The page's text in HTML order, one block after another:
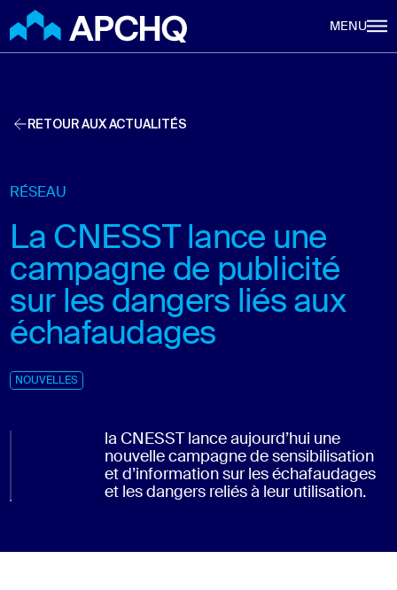
MENU
RETOUR AUX ACTUALITÉS
RÉSEAU
La CNESST lance une
campagne de publicité
sur les dangers liés aux
échafaudages
NOUVELLES
la CNESST lance aujourd’hui une
nouvelle campagne de sensibilisation
et d’information sur les échafaudages
et les dangers reliés à leur utilisation.